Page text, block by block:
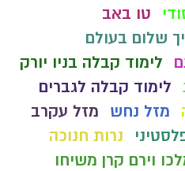
טו באב
שלום בעולם
לימוד קבלה בניו יורק
לימוד קבלה לגברים
מזל נחש
מזל עקרב
נרות חנוכה
וירם קרן משיחו